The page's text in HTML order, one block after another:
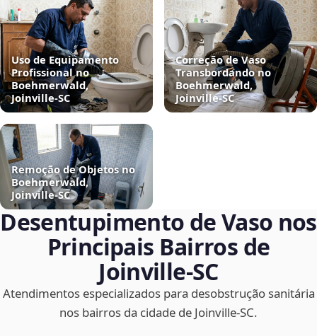
Uso de Equipamento
Profissional no
Boehmerwald,
Joinville‑SC
Correção de Vaso
Transbordando no
Boehmerwald,
Joinville‑SC
Remoção de Objetos no
Boehmerwald,
Joinville‑SC
Desentupimento de Vaso nos
Principais Bairros de
Joinville‑SC
Atendimentos especializados para desobstrução sanitária
nos bairros da cidade de Joinville‑SC.